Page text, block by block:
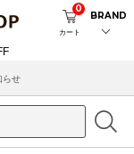
カート
0
BRAND
らせ